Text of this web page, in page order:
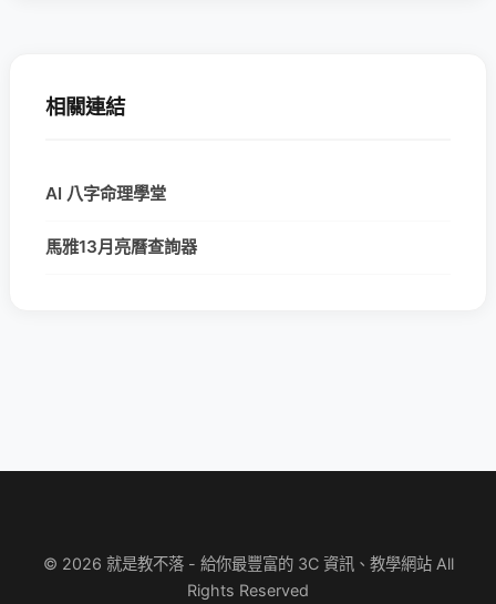
相關連結
AI 八字命理學堂
馬雅13月亮曆查詢器
© 2026 就是教不落 - 給你最豐富的 3C 資訊、教學網站 All
Rights Reserved